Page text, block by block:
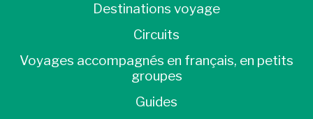
Destinations voyage
Circuits
Voyages accompagnés en français, en petits
groupes
Guides